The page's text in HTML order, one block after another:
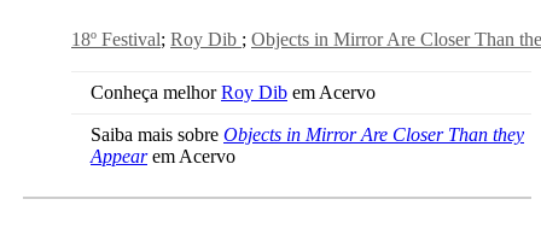
18º Festival Roy Dib Objects in Mirror Are Closer Than
Conheça melhorRoy Dib em Acervo
Saiba mais sobre Objects in Mirror Are Closer Than they
Appearem Acervo